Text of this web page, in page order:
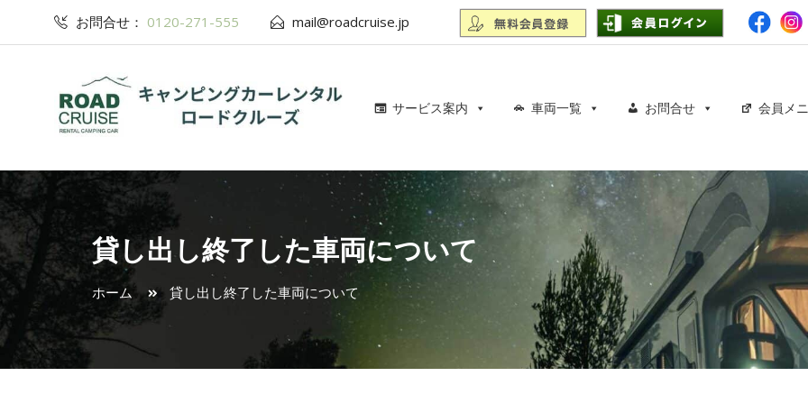
お問合せ： 0120-271-555 mail@roadcruise.jp
サービス案内 車両一覧 お問合せ 会員メ
貸し出し終了した車両について
ホーム 貸し出し終了した車両について